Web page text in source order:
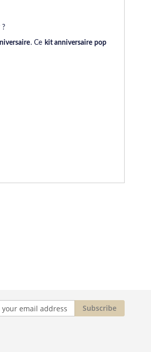
?
. Ce kit anniversaire pop
Subscribe